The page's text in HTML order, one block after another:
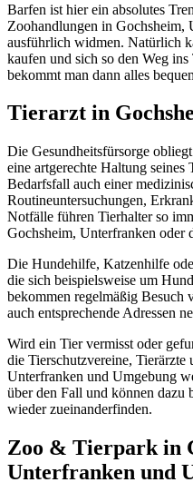
Barfen ist hier ein absolutes
Zoohandlungen in Gochsheim,
ausführlich widmen. Natürlich
kaufen und sich so den Weg
bekommt man dann alles
Tierarzt in
Die Gesundheitsfürsorge
eine artgerechte Haltung seines
Bedarfsfall auch einer
Routineuntersuchungen,
Notfälle führen Tierhalter so
Gochsheim, Unterfranken
Die Hundehilfe, Katzenhilfe
die sich beispielsweise um
bekommen regelmäßig Besuch
auch entsprechende Adressen
Wird ein Tier vermisst oder
die Tierschutzvereine,
Unterfranken und Umgebung
über den Fall und können dazu
wieder zueinanderfinden.
Zoo & Tierpark in
Unterfranken und